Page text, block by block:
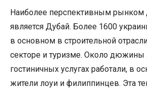
Наиболее перспективным рынком
является Дубай. Более 1600
в основном в строительной
секторе и туризме. Около дюжины
гостиничных услугах работали, в
жители лоуи и филиппинцев. Эта